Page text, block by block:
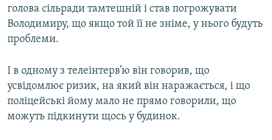
голова сільради тамтешній і став погрожувати
Володимиру, що якщо той її не зніме, у нього будуть
проблеми.
І в одному з телеінтерв’ю він говорив, що
усвідомлює ризик, на який він наражається, і що
поліцейські йому мало не прямо говорили, що
можуть підкинути щось у будинок.